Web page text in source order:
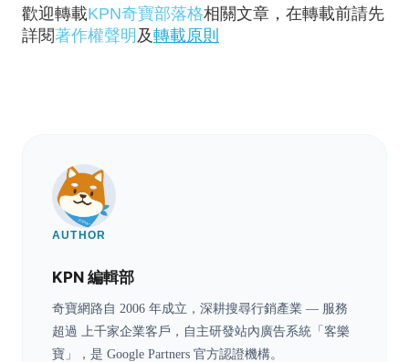
歡迎轉載KPN奇寶部落格相關文章，在轉載前請先
詳閱著作權聲明 及轉載原則
AUTHOR
KPN 編輯部
奇寶網路自 2006 年成立，深耕搜尋行銷產業 — 服務
超過 上千家企業客戶，自主研發站內廣告系統「客樂
寶」，是 Google Partners 官方認證機構。